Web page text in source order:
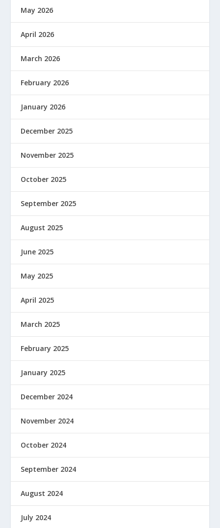
May 2026
April 2026
March 2026
February 2026
January 2026
December 2025
November 2025
October 2025
September 2025
August 2025
June 2025
May 2025
April 2025
March 2025
February 2025
January 2025
December 2024
November 2024
October 2024
September 2024
August 2024
July 2024